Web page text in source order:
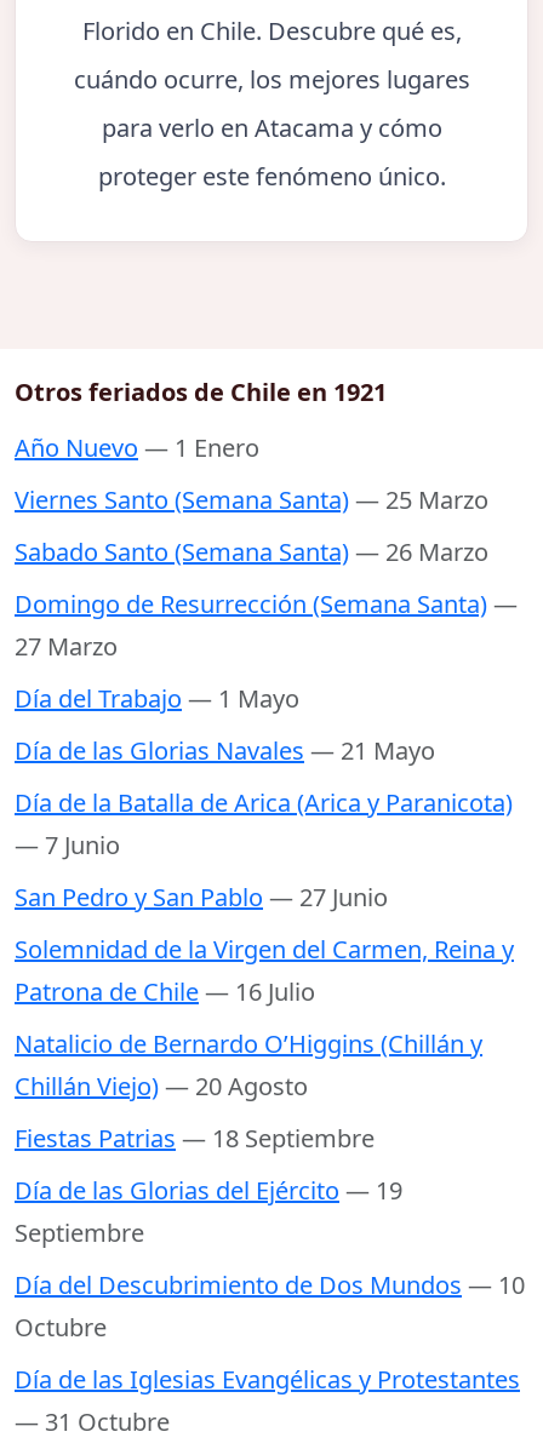
Florido en Chile. Descubre qué es,
cuándo ocurre, los mejores lugares
para verlo en Atacama y cómo
proteger este fenómeno único.
Otros feriados de Chile en 1921
Año Nuevo — 1 Enero
Viernes Santo (Semana Santa)— 25 Marzo
Sabado Santo (Semana Santa)— 26 Marzo
Domingo de Resurrección (Semana Santa)—
27 Marzo
Día del Trabajo — 1 Mayo
Día de las Glorias Navales — 21 Mayo
Día de la Batalla de Arica (Arica y Paranicota)
— 7 Junio
San Pedro y San Pablo — 27 Junio
Solemnidad de la Virgen del Carmen, Reina y
Patrona de Chile— 16 Julio
Natalicio de Bernardo O’Higgins (Chillán y
Chillán Viejo)— 20 Agosto
Fiestas Patrias — 18 Septiembre
Día de las Glorias del Ejército — 19
Septiembre
Día del Descubrimiento de Dos Mundos — 10
Octubre
Día de las Iglesias Evangélicas y Protestantes
— 31 Octubre